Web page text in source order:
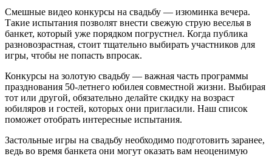
Смешные видео конкурсы на свадьбу — изюминка вечера.
Такие испытания позволят внести свежую струю веселья в
банкет, который уже порядком погрустнел. Когда публика
разновозрастная, стоит тщательно выбирать участников для
игры, чтобы не попасть впросак.
Конкурсы на золотую свадьбу — важная часть программы
празднования 50-летнего юбилея совместной жизни. Выбирая
тот или другой, обязательно делайте скидку на возраст
юбиляров и гостей, которых они пригласили. Наш список
поможет отобрать интересные испытания.
Застольные игры на свадьбу необходимо подготовить заранее,
ведь во время банкета они могут оказать вам неоценимую